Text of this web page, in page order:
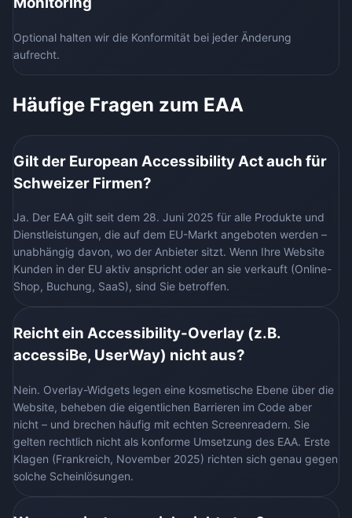
Optional halten wir die Konformität bei jeder Änderung
aufrecht.
Häufige Fragen zum EAA
Gilt der European Accessibility Act auch für
Schweizer Firmen?
Ja. Der EAA gilt seit dem 28. Juni 2025 für alle Produkte und
Dienstleistungen, die auf dem EU-Markt angeboten werden –
unabhängig davon, wo der Anbieter sitzt. Wenn Ihre Website
Kunden in der EU aktiv anspricht oder an sie verkauft (Online-
Shop, Buchung, SaaS), sind Sie betroffen.
Reicht ein Accessibility-Overlay (z.B.
accessiBe, UserWay) nicht aus?
Nein. Overlay-Widgets legen eine kosmetische Ebene über die
Website, beheben die eigentlichen Barrieren im Code aber
nicht – und brechen häufig mit echten Screenreadern. Sie
gelten rechtlich nicht als konforme Umsetzung des EAA. Erste
Klagen (Frankreich, November 2025) richten sich genau gegen
solche Scheinlösungen.